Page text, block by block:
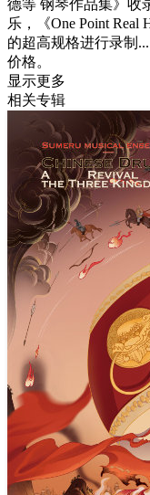
德等 钢琴作品集》收
乐，《One Point Real
的超高规格进行录制
价格。
显示更多
相关专辑